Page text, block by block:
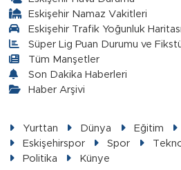
Eskişehir Namaz Vakitleri
Eskişehir Trafik Yoğunluk Haritası
Süper Lig Puan Durumu ve
Tüm Manşetler
Son Dakika Haberleri
Haber Arşivi
Yurttan Dünya Eğitim
Eskişehirspor
Spor
Politika
Künye